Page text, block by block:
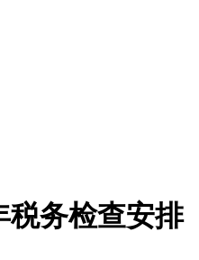
税务检查安排